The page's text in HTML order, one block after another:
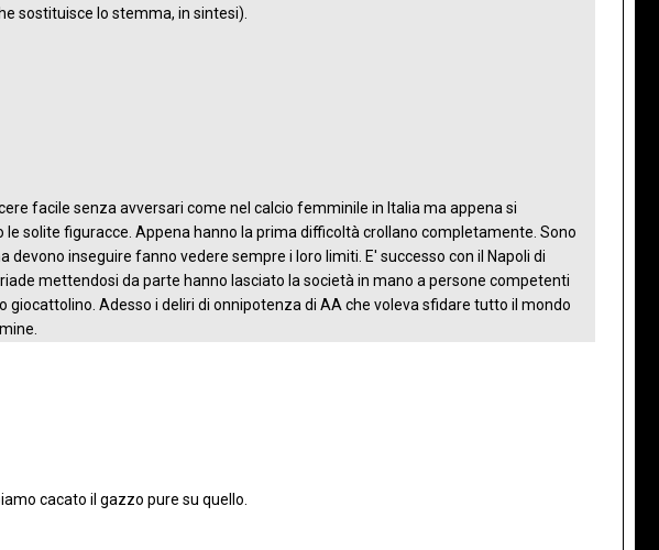
sostituisce lo stemma, in sintesi).
facile senza avversari come nel calcio femminile in Italia ma appena si
solite figuracce. Appena hanno la prima difficoltà crollano completamente. Sono
inseguire fanno vedere sempre i loro limiti. E' successo con il Napoli di
mettendosi da parte hanno lasciato la società in mano a persone competenti
Adesso i deliri di onnipotenza di AA che voleva sfidare tutto il mondo
cacato il gazzo pure su quello.